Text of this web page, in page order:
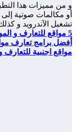
و من مميزات هذا
أو مكالمات صوتية
تشغيل الآندرويد و
5 مواقع للتعارف و المواعدة لعام 2020
أفضل برامج تعارف
مواقع اجنبية للتعارف